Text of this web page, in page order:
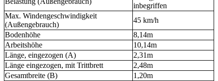
inbegriffen
Max. Windengeschwindigkeit
(Außengebrauch)
45 km/h
Bodenhöhe
8,14m
Arbeitshöhe
10,14m
Länge, eingezogen (A)
2,31m
Länge eingezogen, mit Trittbrett
2,48m
Gesamtbreite (B)
1,20m